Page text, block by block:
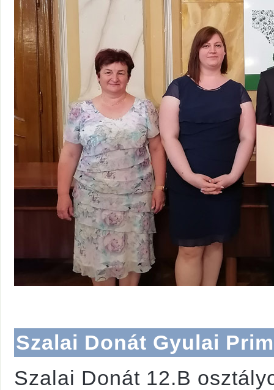
Szalai Donát Gyulai
Szalai Donát 12.B